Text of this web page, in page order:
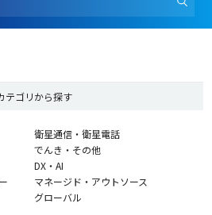
テゴリから探す
衛星通信・衛星電話
でんき・その他
DX・AI
マネージド・アウトソース
グローバル